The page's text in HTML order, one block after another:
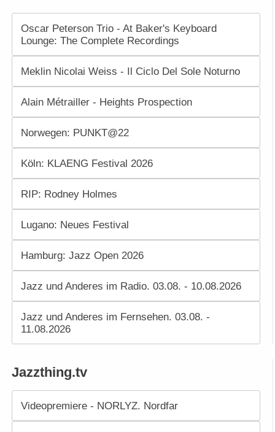
Oscar Peterson Trio - At Baker's Keyboard
Lounge: The Complete Recordings
Meklin Nicolai Weiss - Il Ciclo Del Sole Noturno
Alain Métrailler - Heights Prospection
Norwegen: PUNKT@22
Köln: KLAENG Festival 2026
RIP: Rodney Holmes
Lugano: Neues Festival
Hamburg: Jazz Open 2026
Jazz und Anderes im Radio. 03.08. - 10.08.2026
Jazz und Anderes im Fernsehen. 03.08. -
11.08.2026
Jazzthing.tv
Videopremiere - NORLYZ. Nordfar